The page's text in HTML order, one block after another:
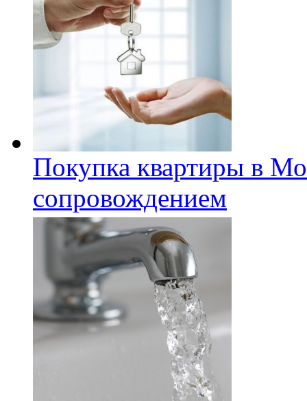
Покупка квартиры в
сопровождением